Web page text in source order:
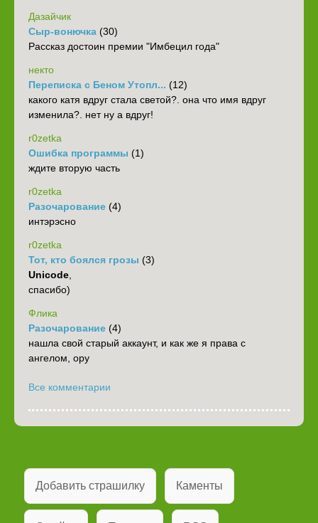
Дазайчик
Сыр-вонючка (30)
Рассказ достоин премии "Имбецил года"
некто
Переписка с Беном Утопл... (12)
какого катя вдруг стала светой?. она что имя вдруг
изменила?. нет ну а вдруг!
r0zetka
Ошибка программы (1)
ждите вторую часть
r0zetka
Разочарование (4)
интэрэсно
r0zetka
Тот, кто боялся грозы (3)
Unicode,
спасибо)
Флика
Разочарование (4)
нашла свой старый аккаунт, и как же я права с
ангелом, ору
Все комментарии
Добавить страшилку Каменты